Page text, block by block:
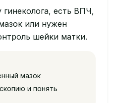
есть ВПЧ,
или нужен
шейки матки.
мазок
и понять